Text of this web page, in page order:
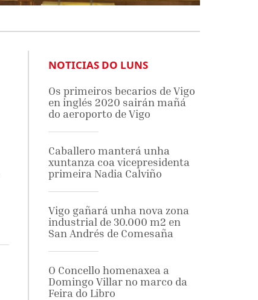
NOTICIAS DO LUNS
Os primeiros becarios de Vigo
en inglés 2020 sairán mañá
do aeroporto de Vigo
Caballero manterá unha
xuntanza coa vicepresidenta
primeira Nadia Calviño
Vigo gañará unha nova zona
industrial de 30.000 m2 en
San Andrés de Comesaña
O Concello homenaxea a
Domingo Villar no marco da
Feira do Libro